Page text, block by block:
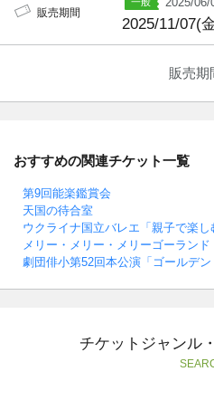
販売期間
2025/11/07(
販売期
おすすめの関連チケット一覧
第9回能楽鑑賞会
天国の待合室
ウクライナ国立バレエ「親子で楽し
メリー・メリー・メリーゴーランド
劇団俳小第52回本公演「ゴールデン
チケットジャンル